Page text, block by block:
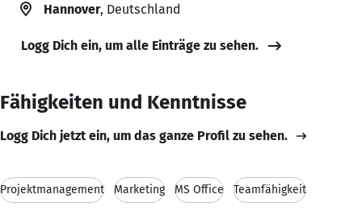
Hannover, Deutschland
Logg Dich ein, um alle Einträge zu sehen.
Fähigkeiten und Kenntnisse
Logg Dich jetzt ein, um das ganze Profil zu sehen.
Projektmanagement Marketing MS Office Teamfähigkeit